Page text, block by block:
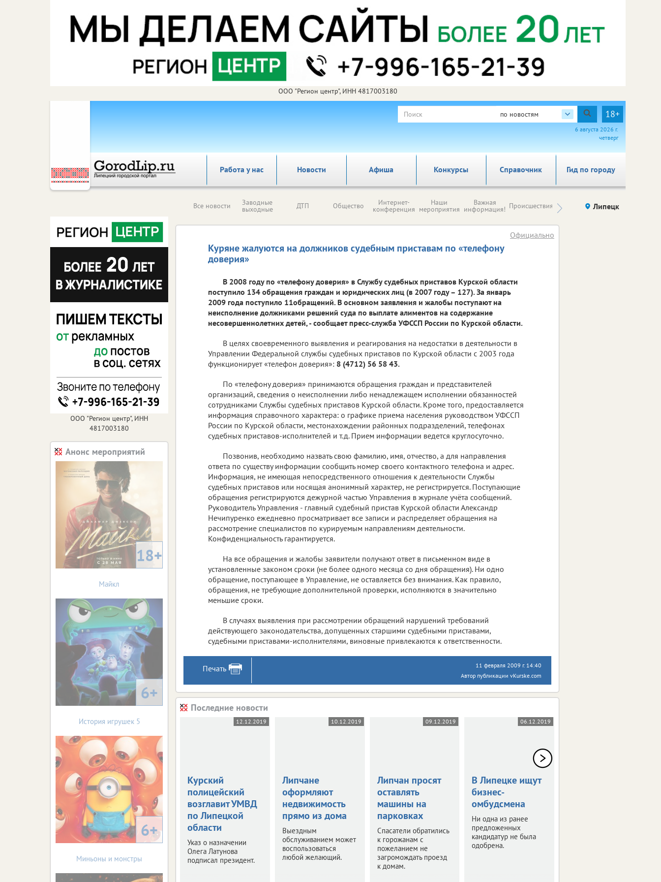
ООО "Регион центр", ИНН 4817003180
по новостям 18+
6 августа 2026 г.
четверг
Работа у нас Новости Афиша Справочник Гид по городу
Конкурсы
Все новости Заводные
выходные ДТП Общество Интернет-
конференция
Наши
мероприятия
Важная
информация! Происшествия Здоровье компаний (на
правах
Липецк
Куряне жалуются на должников судебным приставам по «телефону
доверия»
Официально
В 2008 году по «телефону доверия» в Службу судебных приставов Курской области
поступило 134 обращения граждан и юридических лиц (в 2007 году – 127). За январь
2009 года поступило 11обращений. В основном заявления и жалобы поступают на
неисполнение должниками решений суда по выплате алиментов на содержание
несовершеннолетних детей, - сообщает пресс-служба УФССП России по Курской области.
В целях своевременного выявления и реагирования на недостатки в деятельности в
Управлении Федеральной службы судебных приставов по Курской области с 2003 года
функционирует «телефон доверия»: 8 (4712) 56 58 43.
По «телефону доверия» принимаются обращения граждан и представителей
организаций, сведения о неисполнении либо ненадлежащем исполнении обязанностей
сотрудниками Службы судебных приставов Курской области. Кроме того, предоставляется
информация справочного характера: о графике приема населения руководством УФССП
России по Курской области, местонахождении районных подразделений, телефонах
судебных приставов-исполнителей и т.д. Прием информации ведется круглосуточно.
Позвонив, необходимо назвать свою фамилию, имя, отчество, а для направления
ответа по существу информации сообщить номер своего контактного телефона и адрес.
Информация, не имеющая непосредственного отношения к деятельности Службы
судебных приставов или носящая анонимный характер, не регистрируется. Поступающие
обращения регистрируются дежурной частью Управления в журнале учёта сообщений.
Руководитель Управления - главный судебный пристав Курской области Александр
Нечипуренко ежедневно просматривает все записи и распределяет обращения на
рассмотрение специалистов по курируемым направлениям деятельности.
Конфиденциальность гарантируется.
На все обращения и жалобы заявители получают ответ в письменном виде в
установленные законом сроки (не более одного месяца со дня обращения). Ни одно
обращение, поступающее в Управление, не оставляется без внимания. Как правило,
обращения, не требующие дополнительной проверки, исполняются в значительно
меньшие сроки.
В случаях выявления при рассмотрении обращений нарушений требований
действующего законодательства, допущенных старшими судебными приставами,
судебными приставами-исполнителями, виновные привлекаются к ответственности.
Печать
11 февраля 2009 г. 14:40
Автор публикации vKurske.com
Последние новости
12.12.2019
Курский
полицейский
возглавит УМВД
по Липецкой
области
Указ о назначении
Олега Латунова
подписал президент.
10.12.2019
Липчане
оформляют
недвижимость
прямо из дома
Выездным
обслуживанием может
воспользоваться
любой желающий.
09.12.2019
Липчан просят
оставлять
машины на
парковках
Спасатели обратились
к горожанам с
пожеланием не
загромождать проезд
к домам.
06.12.2019
В Липецке ищут
бизнес-
омбудсмена
Ни одна из ранее
предложенных
кандидатур не была
одобрена.
ООО "Регион центр", ИНН
4817003180
Анонс мероприятий
18+
Майкл
6+
История игрушек 5
6+
Миньоны и монстры